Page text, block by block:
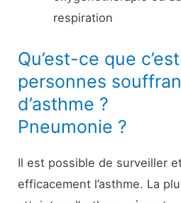
respiration
Qu’est-ce que
personnes
d’asthme ?
Pneumonie ?
Il est possible de surveiller
efficacement l’asthme. La